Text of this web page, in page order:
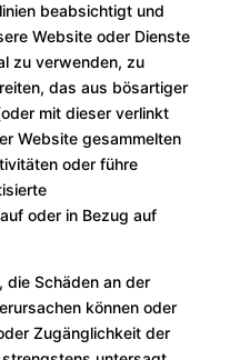
beabsichtigt und
Website oder Dienste
zu verwenden, zu
das aus bösartiger
mit dieser verlinkt
Website gesammelten
oder führe
oder in Bezug auf
die Schäden an der
können oder
Zugänglichkeit der